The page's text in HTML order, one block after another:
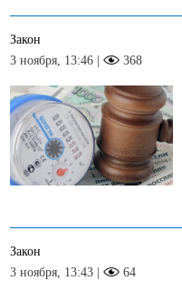
Закон
3 ноября, 13:46 |
368
Закон
3 ноября, 13:43 |
64